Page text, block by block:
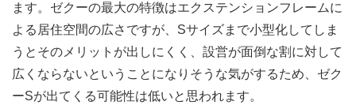
ます。ゼクーの最大の特徴はエクステンションフレームに
よる居住空間の広さですが、Sサイズまで小型化してしま
うとそのメリットが出しにくく、設営が面倒な割に対して
広くならないということになりそうな気がするため、ゼク
ーSが出てくる可能性は低いと思われます。